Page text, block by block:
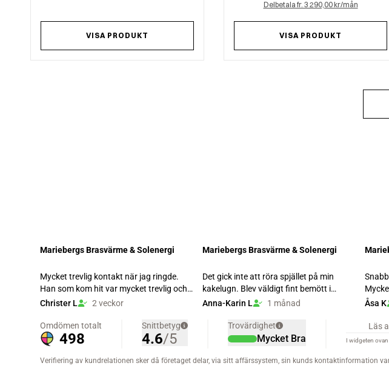
VISA PRODUKT
Delbetala fr. 3 290,00 kr/mån
VISA PRODUKT